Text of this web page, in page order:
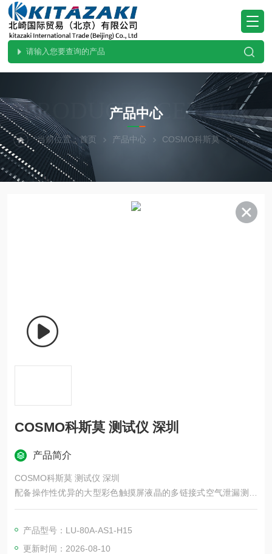
PRODUCTS CENTER
产品中心
当前位置：首页 产品中心 COSMO科斯莫 测试仪
COSMO科斯莫 测试仪 深圳
产品简介
COSMO科斯莫 测试仪 深圳
配备操作性优异的大型彩色触摸屏液晶的多链接式空气泄漏测试
仪，可通过一台控制器最多连接8个传感器单元进行泄漏测试。
产品型号：LU‑80A‑AS1‑H15
更新时间：2026-08-10